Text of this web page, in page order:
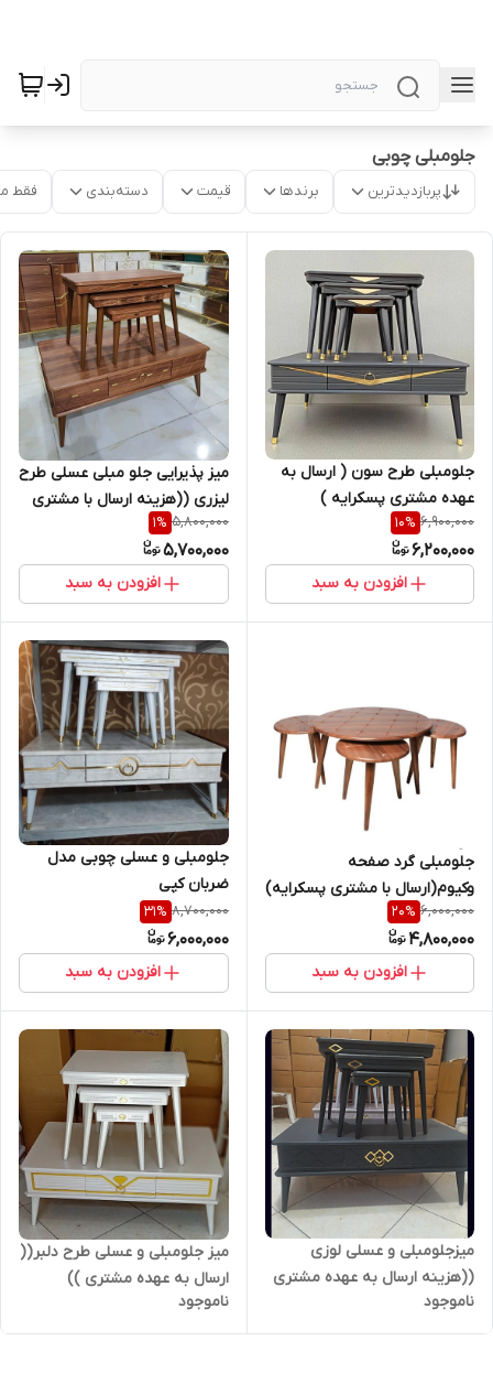
جلومبلی چوبی
پربازدیدترین برندها قیمت دسته‌بندی فقط
جلومبلی طرح سون ( ارسال به
عهده مشتری پسکرایه )
6,900,000
10%
6,200,000
افزودن به سبد
میز پذیرایی جلو مبلی عسلی طرح
لیزری ((هزینه ارسال با مشتری
بصورت پسکرایه است ))
5,800,000
1%
5,700,000
افزودن به سبد
جلومبلی گرد صفحه
وکیوم(ارسال با مشتری پسکرایه)
6,000,000
20%
4,800,000
افزودن به سبد
جلومبلی و عسلی چوبی مدل
ضربان کپی
8,700,000
31%
6,000,000
افزودن به سبد
میزجلومبلی و عسلی لوزی
((هزینه ارسال به عهده مشتری
))
ناموجود
میز جلومبلی و عسلی طرح دلبر((
ارسال به عهده مشتری ))
ناموجود